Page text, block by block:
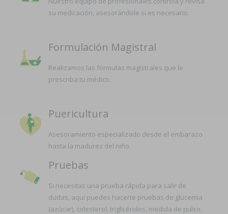
su medicación, asesorándole si es necesario.
Formulación Magistral
Realizamos las fórmulas magistrales que le
prescriba tu médico.
Puericultura
Asesoramiento especializado desde el embarazo
hasta la madurez del niño.
Pruebas
Si necesitas una prueba rápida para salir de
dudas, aquí puedes hacerte pruebas de glucemia
(azúcar), colesterol, triglicéridos, medida de pulso,